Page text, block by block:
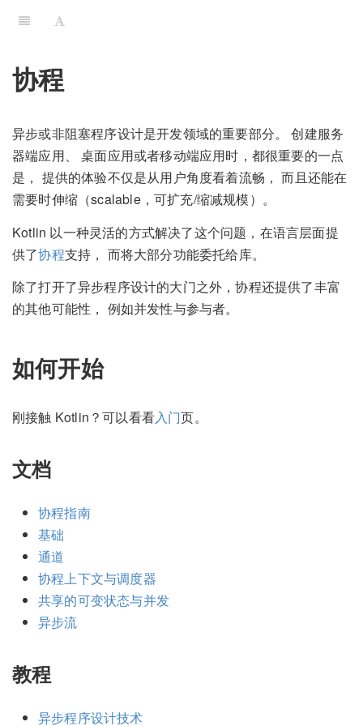
协程
异步或非阻塞程序设计是开发领域的重要部分。 创建服务
器端应用、 桌面应用或者移动端应用时，都很重要的一点
是， 提供的体验不仅是从用户角度看着流畅， 而且还能在
需要时伸缩（scalable，可扩充/缩减规模）。
Kotlin 以一种灵活的方式解决了这个问题，在语言层面提
供了协程支持， 而将大部分功能委托给库。
除了打开了异步程序设计的大门之外，协程还提供了丰富
的其他可能性， 例如并发性与参与者。
如何开始
刚接触 Kotlin？可以看看入门页。
文档
协程指南
基础
通道
协程上下文与调度器
共享的可变状态与并发
异步流
教程
异步程序设计技术